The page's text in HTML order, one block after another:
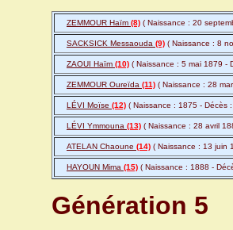
ZEMMOUR Haïm (8) ( Naissance : 20
SACKSICK Messaouda (9) ( Naissance : 8
ZAOUI Haïm (10) ( Naissance : 5 mai 1879 -
ZEMMOUR Oureïda (11) ( Naissance : 28
LÉVI Moïse (12) ( Naissance : 1875 - Décès
LÉVI Ymmouna (13) ( Naissance : 28 avril
ATELAN Chaoune (14) ( Naissance : 13 juin
HAYOUN Mima (15) ( Naissance : 1888 -
Génération 5